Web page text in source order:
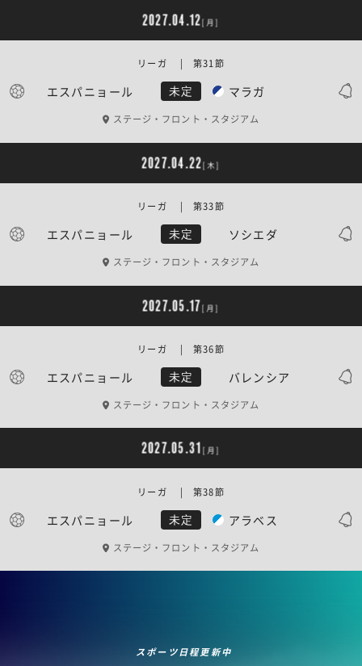
2027.04.12[月]
エスパニョール 未定 マラガ
リーガ | 第31節
ステージ・フロント・スタジアム
2027.04.22[木]
エスパニョール 未定 ソシエダ
リーガ | 第33節
ステージ・フロント・スタジアム
2027.05.17[月]
エスパニョール 未定 バレンシア
リーガ | 第36節
ステージ・フロント・スタジアム
2027.05.31 [月]
エスパニョール 未定 アラベス
リーガ | 第38節
ステージ・フロント・スタジアム
スポーツ日程更新中